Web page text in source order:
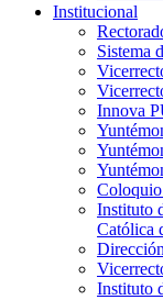
Institucional
Sistema
Innova
Instituto
Católica
Instituto